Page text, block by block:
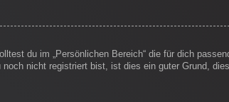
du im „Persönlichen Bereich“ die für dich
nicht registriert bist, ist dies ein guter Grund,